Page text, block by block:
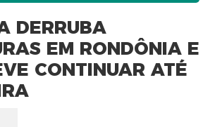
DERRUBA
EM RONDÔNIA E
CONTINUAR ATÉ